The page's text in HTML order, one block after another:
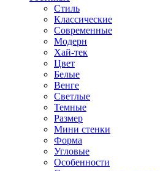
Стиль
Классические
Современные
Модерн
Хай-тек
Цвет
Белые
Венге
Светлые
Темные
Размер
Мини стенки
Форма
Угловые
Особенности